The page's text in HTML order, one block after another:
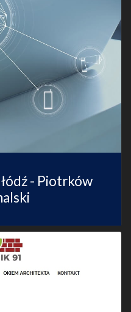
- Piotrków